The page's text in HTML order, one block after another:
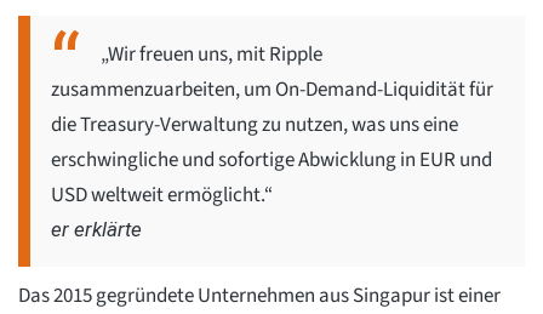
„Wir freuen uns, mit Ripple
zusammenzuarbeiten, um On-Demand-Liquidität für
die Treasury-Verwaltung zu nutzen, was uns eine
erschwingliche und sofortige Abwicklung in EUR und
USD weltweit ermöglicht.“
er erklärte
Das 2015 gegründete Unternehmen aus Singapur ist einer